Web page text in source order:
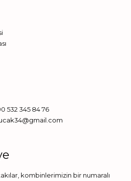
532 345 84 76
kombinlerimizin bir numaralı